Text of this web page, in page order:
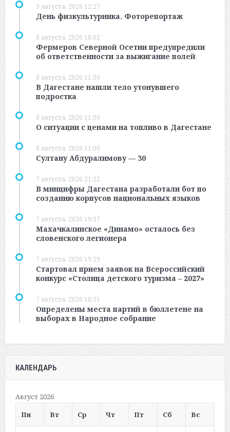
9 августа, 2026 12:27
День физкультурника. Фоторепортаж
8 августа, 2026 18:02
Фермеров Северной Осетии предупредили
об ответственности за выжигание полей
8 августа, 2026 11:30
В Дагестане нашли тело утонувшего
подростка
8 августа, 2026 11:30
О ситуации с ценами на топливо в Дагестане
8 августа, 2026 11:00
Султану Абдуралимову — 30
7 августа, 2026 21:22
В минцифры Дагестана разработали бот по
созданию корпусов национальных языков
7 августа, 2026 19:37
Махачкалинское «Динамо» осталось без
словенского легионера
7 августа, 2026 19:29
Стартовал прием заявок на Всероссийский
конкурс «Столица детского туризма – 2027»
7 августа, 2026 18:51
Определены места партий в бюллетене на
выборах в Народное собрание
КАЛЕНДАРЬ
Август 2026
Пн
Вт Ср Чт Пт Сб Вс